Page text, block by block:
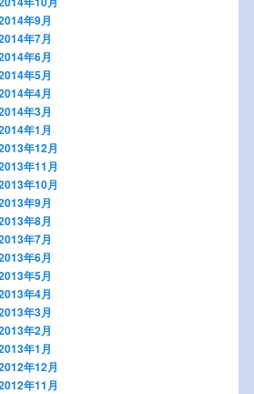
年9月
年7月
年6月
年5月
年4月
年3月
年1月
年12月
年11月
年10月
年9月
年8月
年7月
年6月
年5月
年4月
年3月
年2月
年1月
年12月
年11月